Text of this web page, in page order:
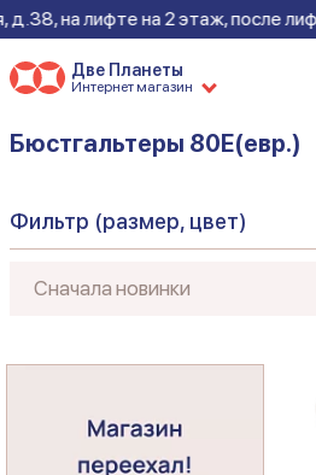
на лифте на 2 этаж, после
Две Планеты
Интернет магазин
Бюстгальтеры 80E(евр.)
Фильтр (размер, цвет)